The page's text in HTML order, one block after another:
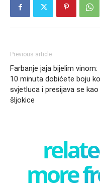
Previous article
Farbanje jaja bijelim vinom:
10 minuta dobićete boju
svjetluca i presijava se kao
šljokice
more